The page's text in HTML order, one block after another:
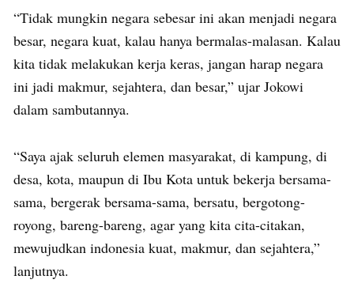
“Tidak mungkin negara sebesar ini akan menjadi negara
besar, negara kuat, kalau hanya bermalas-malasan. Kalau
kita tidak melakukan kerja keras, jangan harap negara
ini jadi makmur, sejahtera, dan besar,” ujar Jokowi
dalam sambutannya.
“Saya ajak seluruh elemen masyarakat, di kampung, di
desa, kota, maupun di Ibu Kota untuk bekerja bersama-
sama, bergerak bersama-sama, bersatu, bergotong-
royong, bareng-bareng, agar yang kita cita-citakan,
mewujudkan indonesia kuat, makmur, dan sejahtera,”
lanjutnya.